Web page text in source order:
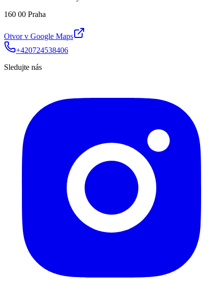
160 00 Praha
Otvor v Google Maps
+420724538406
Sledujte nás